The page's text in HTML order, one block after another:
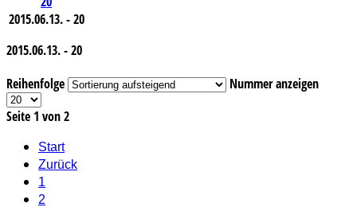
2015.06.13. - 20
2015.06.13. - 20
Reihenfolge
Nummer anzeigen
Seite 1 von 2
Start
Zurück
1
2